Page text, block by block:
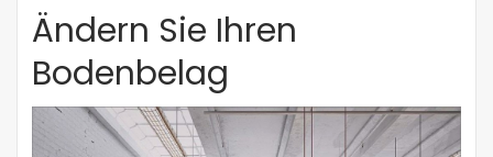
Ändern Sie Ihren
Bodenbelag